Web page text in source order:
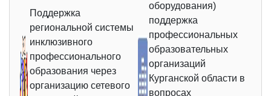
Поддержка
региональной системы
инклюзивного
профессионального
образования через
организацию сетевого
оборудования)
поддержка
профессиональных
образовательных
организаций
Курганской области в
вопросах